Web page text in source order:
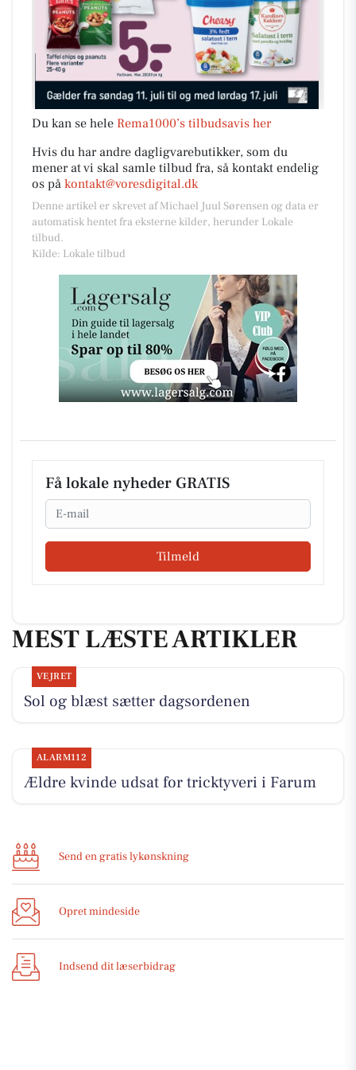
Du kan se hele Rema1000’s tilbudsavis her
Hvis du har andre dagligvarebutikker, som du
mener at vi skal samle tilbud fra, så kontakt endelig
os på kontakt@voresdigital.dk
Denne artikel er skrevet af Michael Juul Sørensen og data er
automatisk hentet fra eksterne kilder, herunder Lokale
tilbud.
Kilde: Lokale tilbud
Få lokale nyheder GRATIS
Email
Tilmeld
MEST LÆSTE ARTIKLER
VEJRET
Sol og blæst sætter dagsordenen
ALARM112
Ældre kvinde udsat for tricktyveri i Farum
Send en gratis lykønskning
Opret mindeside
Indsend dit læserbidrag